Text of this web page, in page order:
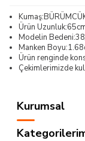
Ürün
Modelin
Manken
Ürün renginde
Çekimlerimizde
Kurumsal